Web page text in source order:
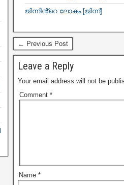
ജിന്നിൻ്റെ ലോകം [ജിന്ന്]
← Previous Post
Leave a Reply
Your email address will not be
Comment *
Name *